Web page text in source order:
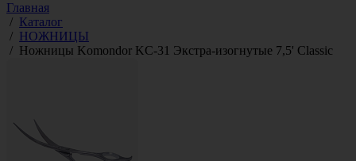
Главная
/ Каталог
/ НОЖНИЦЫ
/ Ножницы Komondor KC-31 Экстра-изогнутые 7,5' Classic